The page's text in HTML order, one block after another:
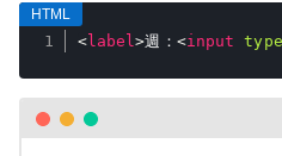
<label>週： <input type